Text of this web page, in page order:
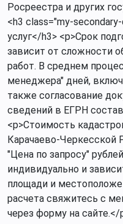
Росреестра и других
<h3 class="my-
услуг</h3> <p>Срок
зависит от сложности
работ. В среднем
менеджера" дней,
также согласование
сведений в ЕГРН
<p>Стоимость
Карачаево-Черкесской
"Цена по запросу"
индивидуально и
площади и
расчета свяжитесь с
через форму на сайте.</